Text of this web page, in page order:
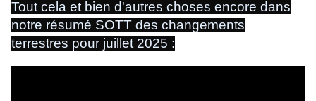
Tout cela et bien d'autres choses encore dans
notre résumé SOTT des changements
terrestres pour juillet 2025 :